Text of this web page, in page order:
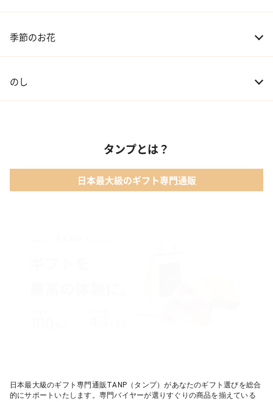
季節のお花
のし
タンプとは？
日本最大級のギフト専門通販
日本最大級のギフト専門通販TANP（タンプ）があなたのギフト選びを総合
的にサポートいたします。専門バイヤーが選りすぐりの商品を揃えている